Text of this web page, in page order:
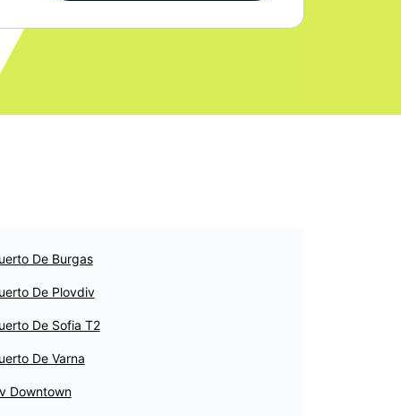
De Burgas
De Plovdiv
De Sofia T2
De Varna
Downtown